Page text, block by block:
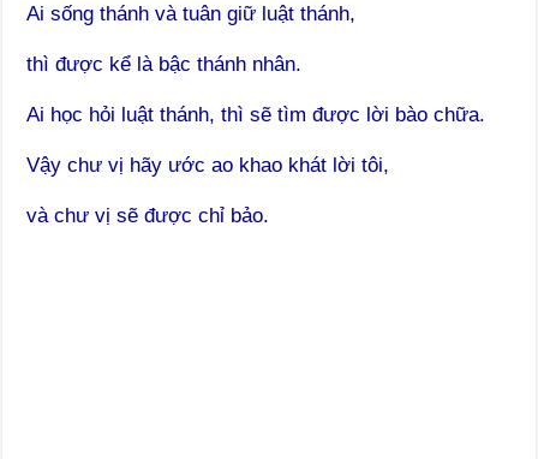
Ai sống thánh và tuân giữ luật thánh,
thì được kể là bậc thánh nhân.
Ai học hỏi luật thánh, thì sẽ tìm được lời bào chữa.
Vậy chư vị hãy ước ao khao khát lời tôi,
và chư vị sẽ được chỉ bảo.